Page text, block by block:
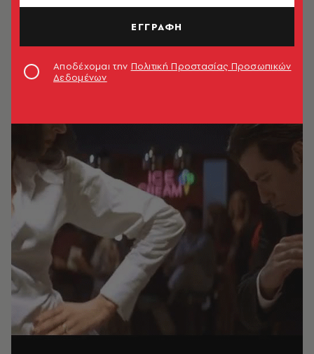
ΕΓΓΡΑΦΗ
Αποδέχομαι την Πολιτική Προστασίας Προσωπικών
Δεδομένων